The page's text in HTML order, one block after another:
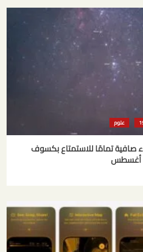
علوم
صافية تمامًا للاستمتاع بكسوف